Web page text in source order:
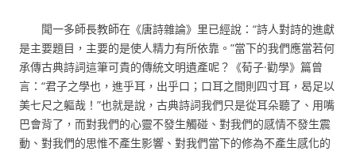
聞一多師長教師在《唐詩雜論》里已經說：“詩人對詩的進獻
是主要題目，主要的是使人精力有所依靠。”當下的我們應當若何
承傳古典詩詞這筆可貴的傳統文明遺產呢？《荀子·勸學》篇曾
言：“君子之學也，進乎耳，出乎口；口耳之間則四寸耳，曷足以
美七尺之軀哉！”也就是說，古典詩詞我們只是從耳朵聽了、用嘴
巴會背了，而對我們的心靈不發生觸碰、對我們的感情不發生震
動、對我們的思惟不產生影響、對我們當下的修為不產生感化的